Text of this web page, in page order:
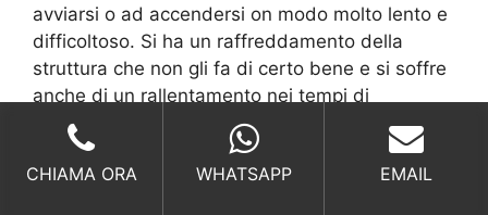
avviarsi o ad accendersi on modo molto lento e
difficoltoso. Si ha un raffreddamento della
struttura che non gli fa di certo bene e si soffre
anche di un rallentamento nei tempi di
riscaldamento.
Di solito, la conduttura della canalizzazione per
CHIAMA ORA WHATSAPP EMAIL